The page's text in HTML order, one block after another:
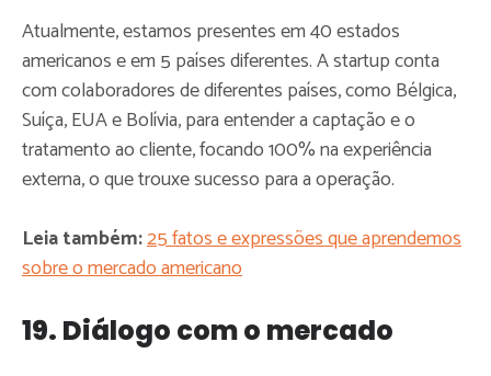
Atualmente, estamos presentes em 40 estados
americanos e em 5 países diferentes. A startup conta
com colaboradores de diferentes países, como Bélgica,
Suíça, EUA e Bolívia, para entender a captação e o
tratamento ao cliente, focando 100% na experiência
externa, o que trouxe sucesso para a operação.
Leia também:25 fatos e expressões que aprendemos
sobre o mercado americano
19. Diálogo com o mercado